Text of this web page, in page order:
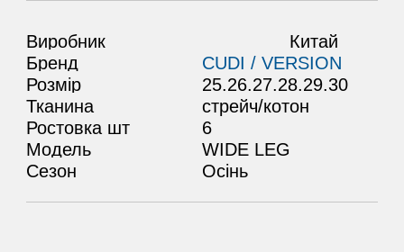
Виробник
Китай
Бренд
CUDI / VERSION
Розмір
25.26.27.28.29.30
Тканина
стрейч/котон
Ростовка шт
6
Модель
WIDE LEG
Сезон
Осінь